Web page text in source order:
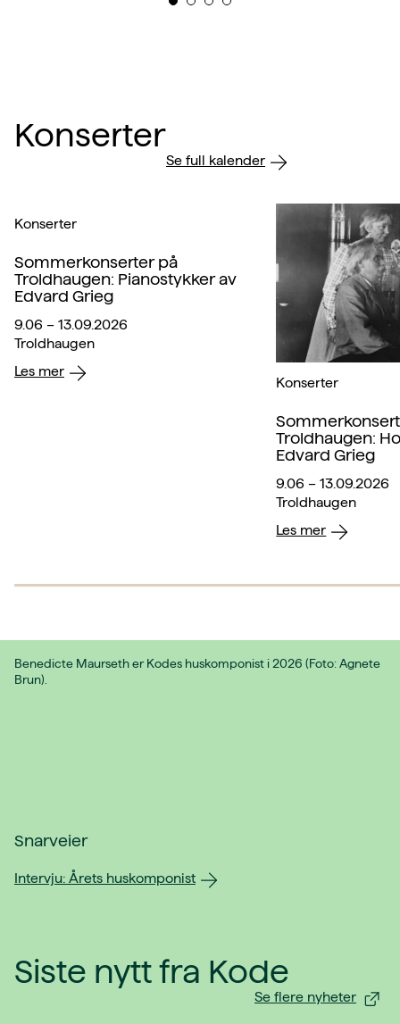
Konserter
Se full kalender
Konserter
Sommerkonserter på
Troldhaugen: Pianostykker av
Edvard Grieg
9.06 – 13.09.2026
Troldhaugen
Les mer
Konserter
Troldhaugen:
Edvard Grieg
9.06 – 13.09.2026
Troldhaugen
Les mer
Benedicte Maurseth er Kodes huskomponist i 2026 (Foto: Agnete
Brun).
Snarveier
Intervju: Årets huskomponist
Siste nytt fra Kode
Se flere nyheter